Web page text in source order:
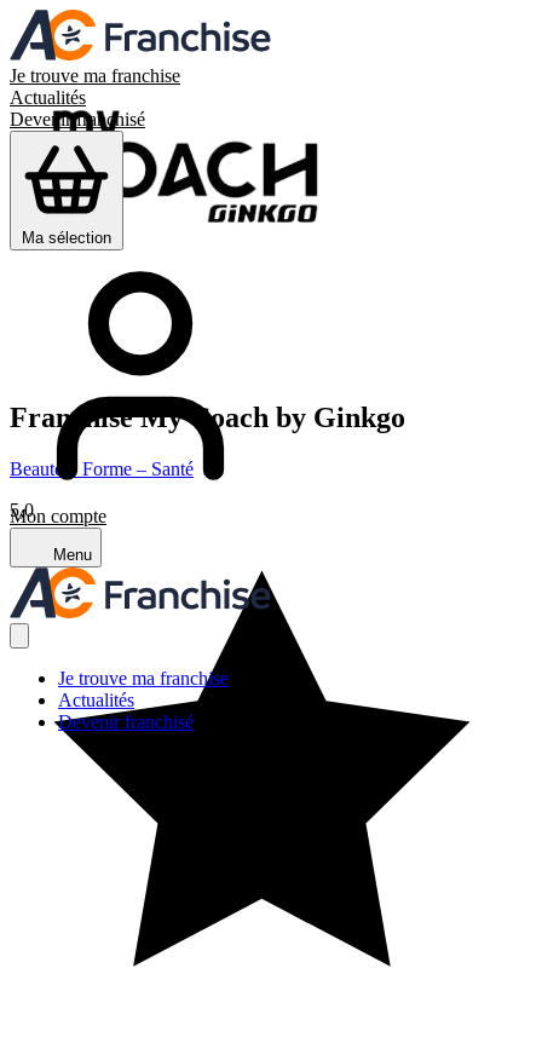
Je trouve ma franchise
Actualités
Devenir franchisé
Ma sélection
Mon compte
Menu
Je trouve ma franchise
Actualités
Devenir franchisé
Franchise My Coach by Ginkgo
Beauté – Forme – Santé
5,0